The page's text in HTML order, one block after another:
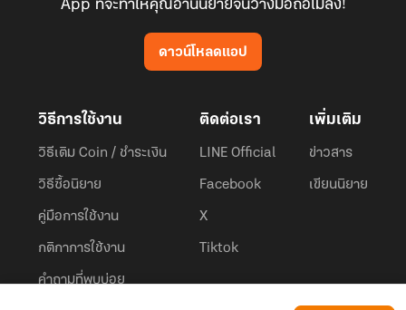
App ที่จะทำให้คุณอ่านนิยายจนวางมือถือไม่ลง!
ดาวน์โหลดแอป
วิธีการใช้งาน
วิธีเติม Coin / ชำระเงิน
วิธีซื้อนิยาย
คู่มือการใช้งาน
กติกาการใช้งาน
คำถามที่พบบ่อย
ติดต่อเรา
LINE Official
Facebook
X
Tiktok
เพิ่มเติม
ข่าวสาร
เขียนนิยาย